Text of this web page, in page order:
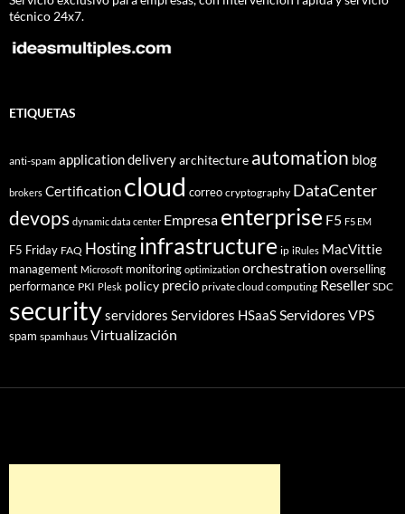
técnico 24x7.
ETIQUETAS
anti-spam application deliveryarchitecture automation blog
brokers Certification cloud correo cryptography DataCenter
devops dynamic data center Empresa enterprise F5 F5 EM
F5 Friday FAQ Hostinginfrastructure ip iRules MacVittie
management Microsoft monitoring optimization orchestration overselling
performance PKI Plesk policy precio private cloud computing Reseller SDC
securityservidores Servidores HSaaSServidores VPS
spam spamhaus Virtualización